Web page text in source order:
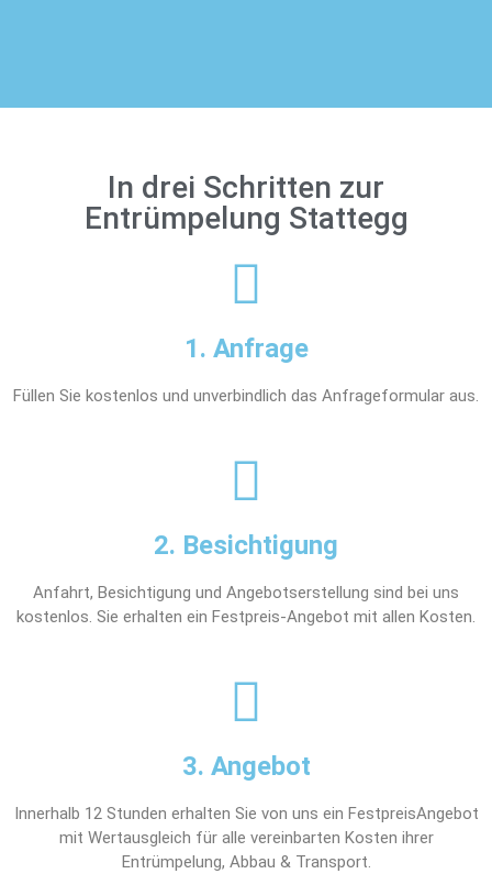
In drei Schritten zur
Entrümpelung Stattegg
1. Anfrage
Füllen Sie kostenlos und unverbindlich das Anfrageformular aus.
2. Besichtigung
Anfahrt, Besichtigung und Angebotserstellung sind bei uns
kostenlos. Sie erhalten ein Festpreis-Angebot mit allen Kosten.
3. Angebot
Innerhalb 12 Stunden erhalten Sie von uns ein FestpreisAngebot
mit Wertausgleich für alle vereinbarten Kosten ihrer
Entrümpelung, Abbau & Transport.